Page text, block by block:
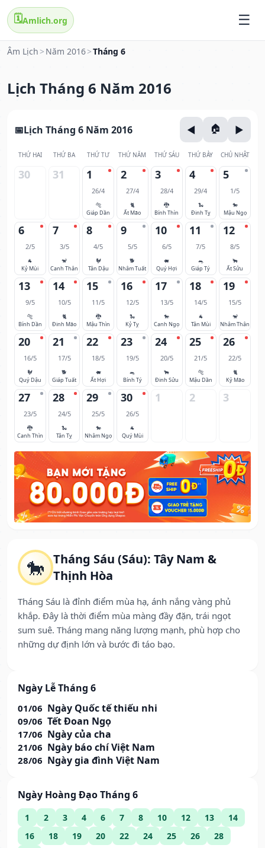
🗓️Amlich.org
Âm Lịch > Năm 2016>Tháng 6
Lịch Tháng 6 Năm 2016
🐎 Tháng Sáu (Sáu): Tây Nam &
Thịnh Hòa
Tháng Sáu là đỉnh điểm mùa hạ, ánh nắng vàng phủ
khắp. Đây là thời điểm mùa màng đầy đặn, trái ngọt
sum suê. Tháng mang năng lượng mạnh, phù hợp cho
những dự định lớn và bước đi táo bạo.
Ngày Lễ Tháng 6
01/06 Ngày Quốc tế thiếu nhi
09/06 Tết Đoan Ngọ
17/06 Ngày của cha
21/06 Ngày báo chí Việt Nam
28/06 Ngày gia đình Việt Nam
Ngày Hoàng Đạo Tháng 6
1 2 3 4 6 7 8 10 12 13
14
16
18 19 20 22 24 25 26
28
Lịch Tháng 6 Năm 2016
THỨ HAI THỨ BA THỨ TƯ THỨ NĂM THỨ SÁU THỨ BẢY CHỦ NHẬT
30 31 1
26/4
🐅
Giáp Dần
2
27/4
🐈
Ất Mão
3
28/4
🐉
Bính Thìn
4
29/4
🐍
Đinh Tỵ
5
1/5
🐎
Mậu Ngọ
6
2/5
🐐
Kỷ Mùi
7
3/5
🐒
Canh Thân
8
4/5
🐓
Tân Dậu
9
5/5
🐕
Nhâm Tuất
10
6/5
🐖
Quý Hợi
11
7/5
🐀
Giáp Tý
12
8/5
🐂
Ất Sửu
13
9/5
🐅
Bính Dần
14
10/5
🐈
Đinh Mão
15
11/5
🐉
Mậu Thìn
16
12/5
🐍
Kỷ Tỵ
17
13/5
🐎
Canh Ngọ
18
14/5
🐐
Tân Mùi
19
15/5
🐒
Nhâm Thân
20
16/5
🐓
Quý Dậu
21
17/5
🐕
Giáp Tuất
22
18/5
🐖
Ất Hợi
23
19/5
🐀
Bính Tý
24
20/5
🐂
Đinh Sửu
25
21/5
🐅
Mậu Dần
26
22/5
🐈
Kỷ Mão
27
23/5
🐉
Canh Thìn
28
24/5
🐍
Tân Tỵ
29
25/5
🐎
Nhâm Ngọ
30
26/5
🐐
Quý Mùi
1 2 3